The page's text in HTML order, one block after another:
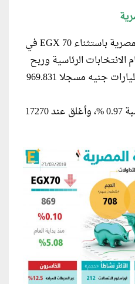
ارتفعت مؤشرات البورصة المصرية باستثناء EGX 70 في
الانتخابات الرئاسية وربح
رأس المـال السوقي نحو 6 مليارات جنيه مسجلا 969.831
وصعد مؤشر “EGX 30” بنسبة 0.97 %، وأغلق عند 17270